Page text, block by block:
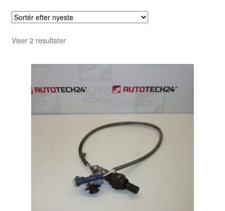
Viser 2 resultaterSorteret
seneste